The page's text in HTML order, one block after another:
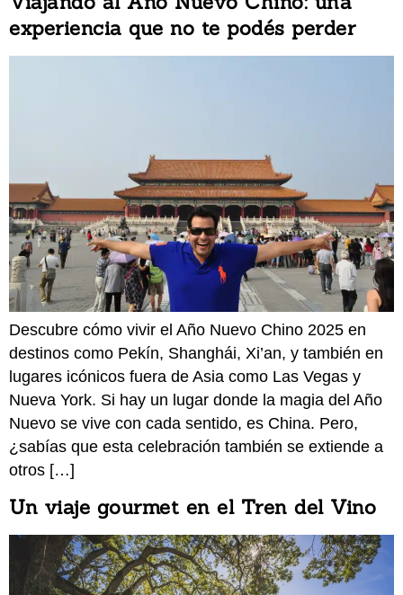
experiencia que no te podés perder
Descubre cómo vivir el Año Nuevo Chino 2025 en
destinos como Pekín, Shanghái, Xi’an, y también en
lugares icónicos fuera de Asia como Las Vegas y
Nueva York. Si hay un lugar donde la magia del Año
Nuevo se vive con cada sentido, es China. Pero,
¿sabías que esta celebración también se extiende a
otros […]
Un viaje gourmet en el Tren del Vino